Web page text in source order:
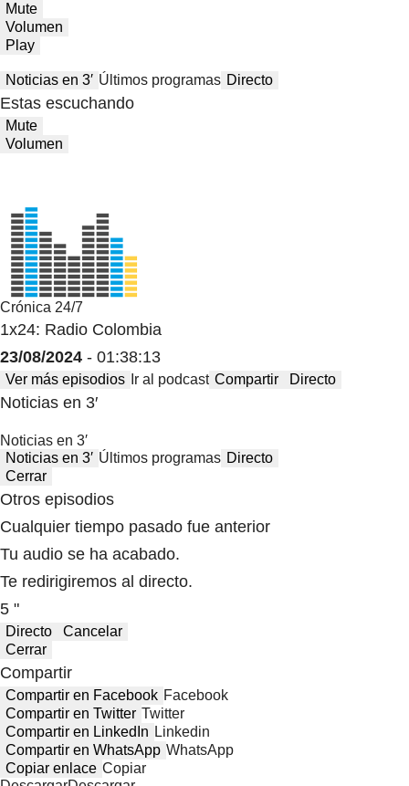
Mute
Volumen
Play
Noticias en 3′ Últimos programas Directo
Estas escuchando
Mute
Volumen
Crónica 24/7
1x24: Radio Colombia
23/08/2024 - 01:38:13
Ver más episodios Ir al podcast Compartir Directo
Noticias en 3′
Noticias en 3′
Noticias en 3′ Últimos programas Directo
Cerrar
Otros episodios
Cualquier tiempo pasado fue anterior
Tu audio se ha acabado.
Te redirigiremos al directo.
5 "
Directo
Cancelar
Cerrar
Compartir
Compartir en Facebook Facebook
Compartir en Twitter Twitter
Compartir en LinkedIn Linkedin
Compartir en WhatsApp WhatsApp
Copiar enlace Copiar